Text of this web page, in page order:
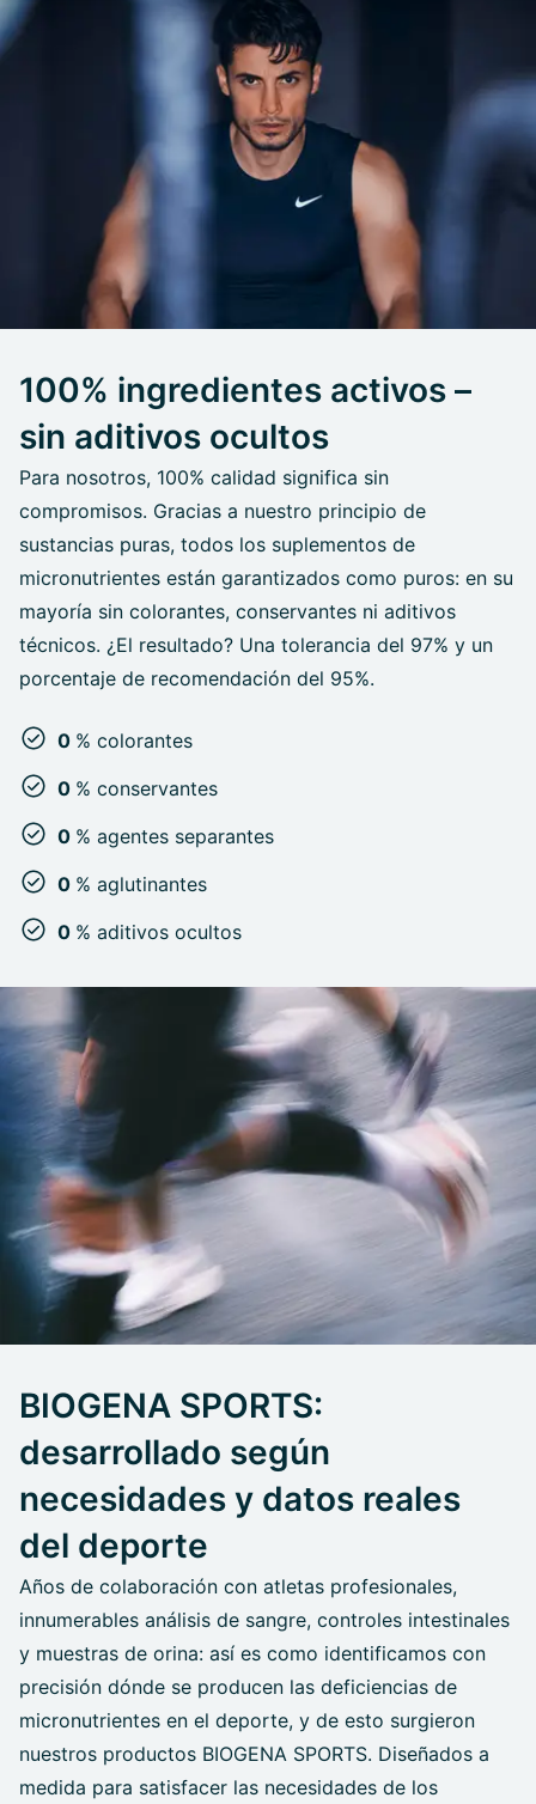
100% ingredientes activos –
sin aditivos ocultos
Para nosotros, 100% calidad significa sin
compromisos. Gracias a nuestro principio de
sustancias puras, todos los suplementos de
micronutrientes están garantizados como puros: en su
mayoría sin colorantes, conservantes ni aditivos
técnicos. ¿El resultado? Una tolerancia del 97% y un
porcentaje de recomendación del 95%.
0 % colorantes
0 % conservantes
0 % agentes separantes
0 % aglutinantes
0 % aditivos ocultos
BIOGENA SPORTS:
desarrollado según
necesidades y datos reales
del deporte
Años de colaboración con atletas profesionales,
innumerables análisis de sangre, controles intestinales
y muestras de orina: así es como identificamos con
precisión dónde se producen las deficiencias de
micronutrientes en el deporte, y de esto surgieron
nuestros productos BIOGENA SPORTS. Diseñados a
medida para satisfacer las necesidades de los